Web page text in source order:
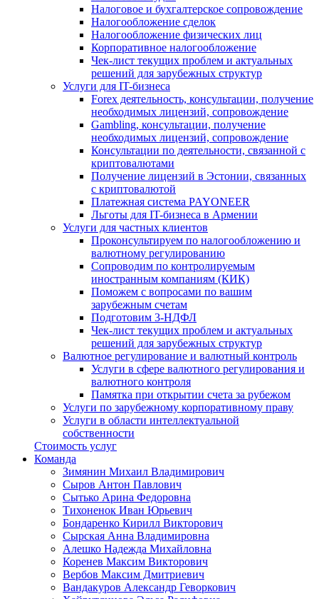
Налоговое и бухгалтерское сопровождение
Налогообложение сделок
Налогообложение физических лиц
Корпоративное налогообложение
Чек-лист текущих проблем и актуальных
решений для зарубежных структур
Услуги для IT-бизнеса
Forex деятельность, консультации, получение
необходимых лицензий, сопровождение
Gambling, консультации, получение
необходимых лицензий, сопровождение
Консультации по деятельности, связанной с
криптовалютами
Получение лицензий в Эстонии, связанных
с криптовалютой
Платежная система PAYONEER
Льготы для IT-бизнеса в Армении
Услуги для частных клиентов
Проконсультируем по налогообложению и
валютному регулированию
Сопроводим по контролируемым
иностранным компаниям (КИК)
Поможем с вопросами по вашим
зарубежным счетам
Подготовим 3-НДФЛ
Чек-лист текущих проблем и актуальных
решений для зарубежных структур
Валютное регулирование и валютный контроль
Услуги в сфере валютного регулирования и
валютного контроля
Памятка при открытии счета за рубежом
Услуги по зарубежному корпоративному праву
Услуги в области интеллектуальной
собственности
Стоимость услуг
Команда
Зимянин Михаил Владимирович
Сыров Антон Павлович
Сытько Арина Федоровна
Тихоненок Иван Юрьевич
Бондаренко Кирилл Викторович
Сырская Анна Владимировна
Алешко Надежда Михайловна
Коренев Максим Викторович
Вербов Максим Дмитриевич
Вандакуров Александр Геворкович